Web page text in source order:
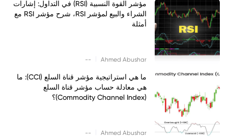
مؤشر القوة النسبية (RSI) في التداول: إشارات
الشراء والبيع لمؤشر RSI، شرح مؤشر RSI مع
أمثلة
Ahmed Abushar
--
ما هي استراتيجية مؤشر قناة السلع (CCI): ما
هي معادلة حساب مؤشر قناة السلع
(Commodity Channel Index)؟
Ahmed Abushar
--